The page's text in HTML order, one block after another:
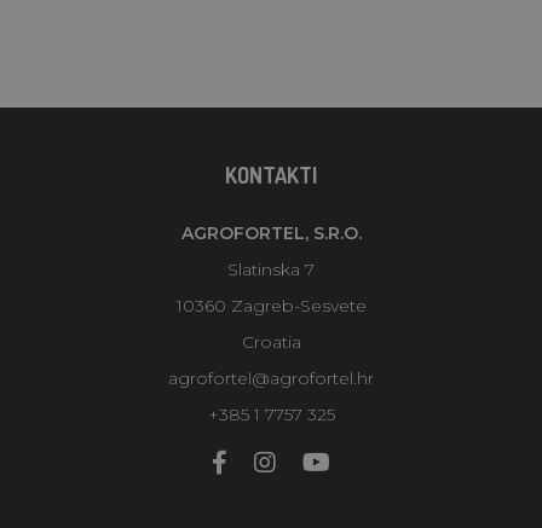
KONTAKTI
AGROFORTEL, S.R.O.
Slatinska 7
10360 Zagreb-Sesvete
Croatia
agrofortel@agrofortel.hr
+385 1 7757 325